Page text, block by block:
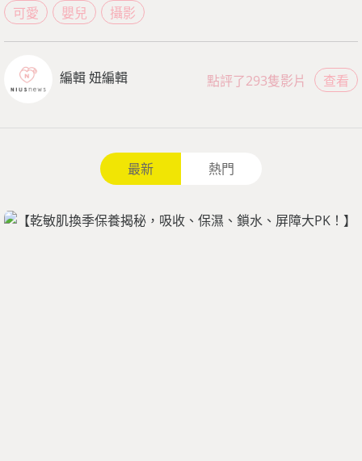
可愛 嬰兒 攝影
編輯 妞編輯 查看
點評了293隻影片
最新 熱門